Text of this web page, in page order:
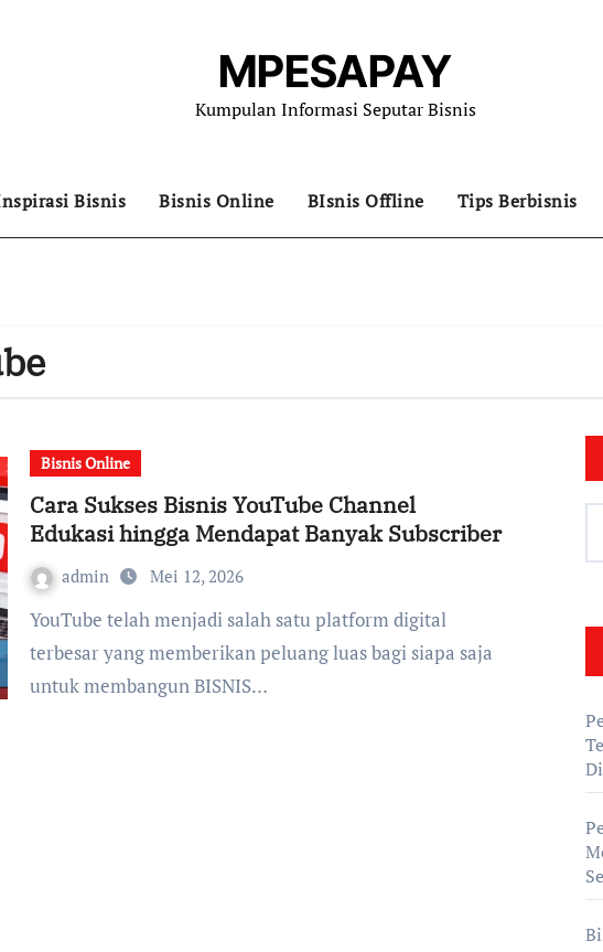
MPESAPAY
Kumpulan Informasi Seputar Bisnis
Bisnis Bisnis Online BIsnis Offline Tips Berbisnis
Bisnis Online
Cara Sukses Bisnis YouTube Channel
Edukasi hingga Mendapat Banyak Subscriber
admin Mei 12, 2026
YouTube telah menjadi salah satu platform digital
terbesar yang memberikan peluang luas bagi siapa saja
untuk membangun BISNIS…